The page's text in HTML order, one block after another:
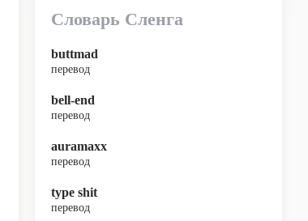
Словарь Сленга
buttmad
перевод
bell-end
перевод
auramaxx
перевод
type shit
перевод